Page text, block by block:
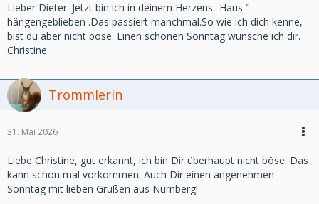
Lieber Dieter. Jetzt bin ich in deinem Herzens- Haus "
hängengeblieben .Das passiert manchmal.So wie ich dich kenne,
bist du aber nicht böse. Einen schönen Sonntag wünsche ich dir.
Christine.
Trommlerin
31. Mai 2026
Liebe Christine, gut erkannt, ich bin Dir überhaupt nicht böse. Das
kann schon mal vorkommen. Auch Dir einen angenehmen
Sonntag mit lieben Grüßen aus Nürnberg!